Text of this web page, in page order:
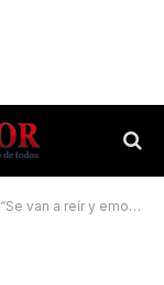
a reír y emocionar”